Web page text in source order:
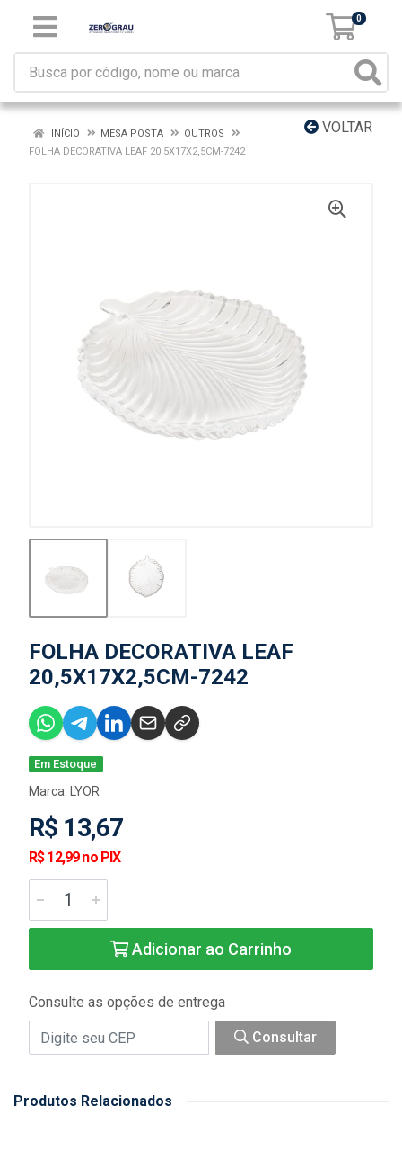
0
VOLTAR
INÍCIO MESA POSTA
OUTROS
FOLHA DECORATIVA LEAF 20,5X17X2,5CM-7242
FOLHA DECORATIVA LEAF
20,5X17X2,5CM-7242
Em Estoque
Marca: LYOR
R$ 13,67
R$ 12,99 no PIX
Adicionar ao Carrinho
Consulte as opções de entrega
Consultar
Produtos Relacionados